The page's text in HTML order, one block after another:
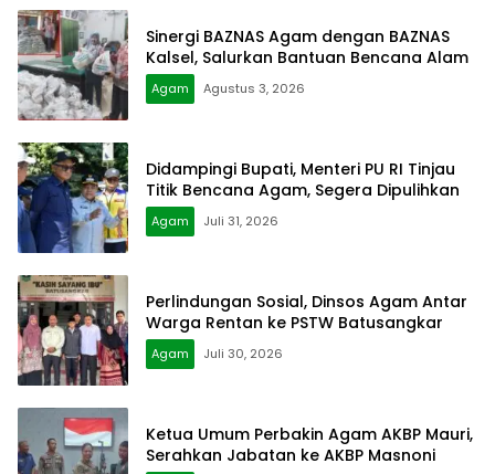
Sinergi BAZNAS Agam dengan BAZNAS
Kalsel, Salurkan Bantuan Bencana Alam
Agam Agustus 3, 2026
Didampingi Bupati, Menteri PU RI Tinjau
Titik Bencana Agam, Segera Dipulihkan
Agam Juli 31, 2026
Perlindungan Sosial, Dinsos Agam Antar
Warga Rentan ke PSTW Batusangkar
Agam Juli 30, 2026
Ketua Umum Perbakin Agam AKBP Mauri,
Serahkan Jabatan ke AKBP Masnoni